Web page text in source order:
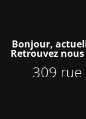
Bonjour,
Retrouvez nous
309 rue